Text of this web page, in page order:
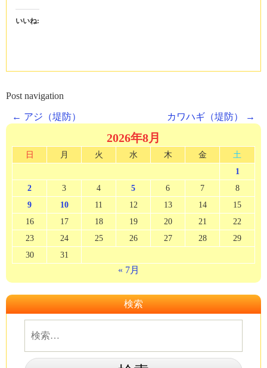
いいね:
Post navigation
← アジ（堤防） カワハギ（堤防） →
2026年8月
日 月 火 水 木 金
土
1
2
3 4 5 6 7
8
9
10 11 12 13 14
15
16
17 18 19 20 21
22
23
24 25 26 27 28
29
30
31
« 7月
検索